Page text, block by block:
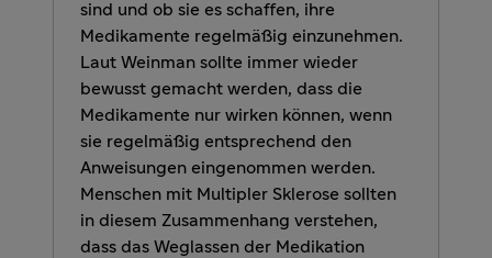
sind und ob sie es schaffen, ihre
Medikamente regelmäßig einzunehmen.
Laut Weinman sollte immer wieder
bewusst gemacht werden, dass die
Medikamente nur wirken können, wenn
sie regelmäßig entsprechend den
Anweisungen eingenommen werden.
Menschen mit Multipler Sklerose sollten
in diesem Zusammenhang verstehen,
dass das Weglassen der Medikation